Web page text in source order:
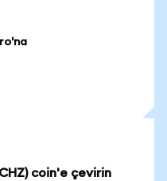
coin'e çevirin